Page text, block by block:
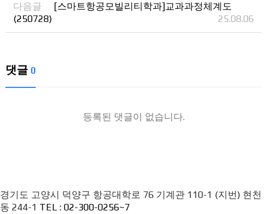
다음글
[스마트항공모빌리티학과]교과과정체계도
(250728)
25.08.06
댓글0
등록된 댓글이 없습니다.
경기도 고양시 덕양구 항공대학로 76 기계관 110-1 (지번) 현천
동 244-1 TEL : 02-300-0256~7